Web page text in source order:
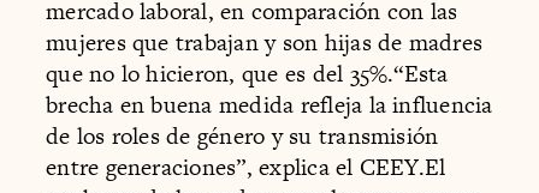
mercado laboral, en comparación con las
mujeres que trabajan y son hijas de madres
que no lo hicieron, que es del 35%.“Esta
brecha en buena medida refleja la influencia
de los roles de género y su transmisión
entre generaciones”, explica el CEEY.El